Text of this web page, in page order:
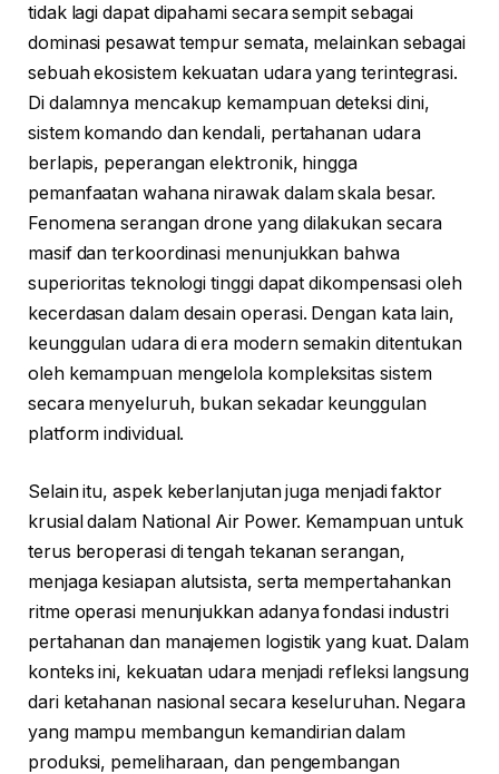
tidak lagi dapat dipahami secara sempit sebagai
dominasi pesawat tempur semata, melainkan sebagai
sebuah ekosistem kekuatan udara yang terintegrasi.
Di dalamnya mencakup kemampuan deteksi dini,
sistem komando dan kendali, pertahanan udara
berlapis, peperangan elektronik, hingga
pemanfaatan wahana nirawak dalam skala besar.
Fenomena serangan drone yang dilakukan secara
masif dan terkoordinasi menunjukkan bahwa
superioritas teknologi tinggi dapat dikompensasi oleh
kecerdasan dalam desain operasi. Dengan kata lain,
keunggulan udara di era modern semakin ditentukan
oleh kemampuan mengelola kompleksitas sistem
secara menyeluruh, bukan sekadar keunggulan
platform individual.
Selain itu, aspek keberlanjutan juga menjadi faktor
krusial dalam National Air Power. Kemampuan untuk
terus beroperasi di tengah tekanan serangan,
menjaga kesiapan alutsista, serta mempertahankan
ritme operasi menunjukkan adanya fondasi industri
pertahanan dan manajemen logistik yang kuat. Dalam
konteks ini, kekuatan udara menjadi refleksi langsung
dari ketahanan nasional secara keseluruhan. Negara
yang mampu membangun kemandirian dalam
produksi, pemeliharaan, dan pengembangan